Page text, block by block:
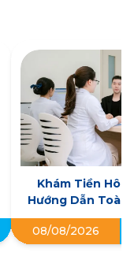
Khám Tiền Hôn
Hướng Dẫn Toàn
Cặp Đôi
08/08/2026